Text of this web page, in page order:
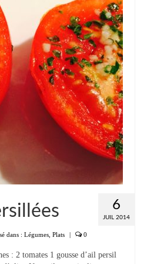
Samoussas
6
JUIL 2014
dans : Légumes Plats | 0
: 2 tomates 1 gousse d’ail persil